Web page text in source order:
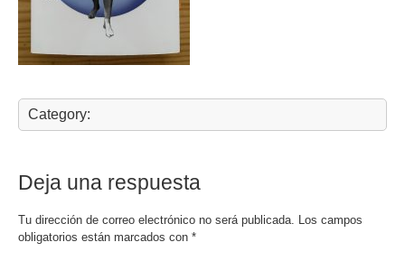
Category:
Deja una respuesta
Tu dirección de correo electrónico no será publicada. Los campos
obligatorios están marcados con *